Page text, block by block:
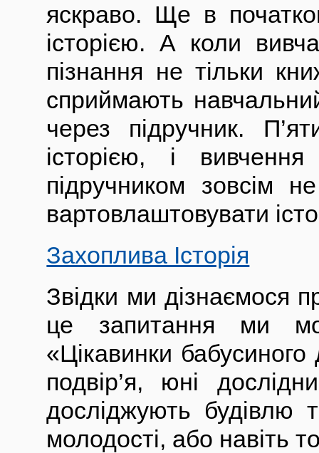
яскраво. Ще в
історією. А коли
пізнання не тільки
сприймають
через підручник.
історією, і
підручником зовсім
вартовлаштовувати
Захоплива Історія
Звідки ми дізнаємося
це запитання ми
«Цікавинки
подвір’я, юні
досліджують будівлю
молодості, або навіть